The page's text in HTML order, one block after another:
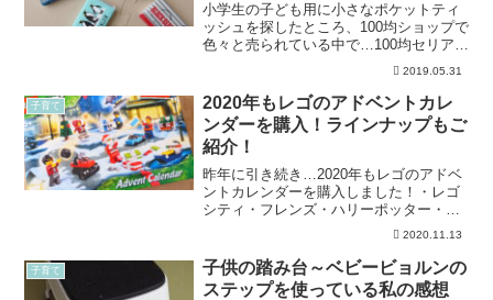
小学生の子ども用に小さなポケットティ
ッシュを探したところ、100均ショップで
色々と売られている中で…100均セリアの
ポケットティッシュに一目惚れ。ひとき
わカッコ可愛い？デザインの上、日本
製、８個入り、水に流せる･･･という点が
気に入り購入し...
2019.05.31
子育て
2020年もレゴのアドベントカレ
ンダーを購入！ラインナップもご
紹介！
昨年に引き続き…2020年もレゴのアドベ
ントカレンダーを購入しました！・レゴ
シティ・フレンズ・ハリーポッター・ス
ターウォーズなど、いろいろなラインナ
ップがあって迷ったけど…その中で、こ
ちらのレゴシティに決定！他のラインナ
ップとともにご紹介し...
2020.11.13
子育て
子供の踏み台～ベビービョルンの
ステップを使っている私の感想